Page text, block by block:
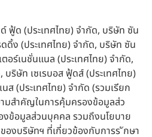
ฟู้ด (ประเทศไทย) จำกัด, บริษัท ซัน
ดิ้ง (ประเทศไทย) จำกัด, บริษัท ซัน
อร์เนชั่นแนล (ประเทศไทย) จำกัด,
ริษัท เซเรบอส ฟู้ดส์ (ประเทศไทย)
ส (ประเทศไทย) จำกัด (รวมเรียก
มสำคัญในการคุ้มครองข้อมูลส่ว
ข้อมูลส่วนบุคคล รวมถึงนโยบาย
ของบริษัทฯ ที่เกี่ยวข้องกับการร ักษา